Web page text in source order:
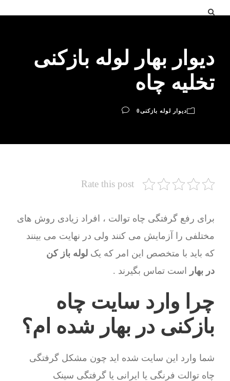
دیوار بهار لوله بازکنی
تخلیه چاه
دیوار لوله بازکنی0
Rate this post
برای رفع گرفتگی چاه توالت ، افراد زیادی روش های
مختلفی را آزمایش می کنند ولی در نهایت می بینند
که باید با متخصص این امر که یک لوله باز کن
در بهار
است تماس بگیرند .
چرا وارد سایت چاه
بازکنی در بهار شده ام؟
شما وارد این سایت شده اید چون مشکل گرفتگی
چاه توالت فرنگی یا ایرانی یا گرفتگی سینک